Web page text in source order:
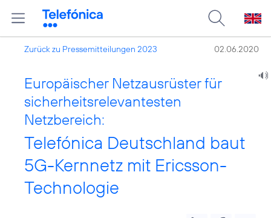
Zurück zu Pressemitteilungen 2023 02.06.2020
Europäischer Netzausrüster für
sicherheitsrelevantesten
Netzbereich:
Telefónica Deutschland baut
5G-Kernnetz mit Ericsson-
Technologie